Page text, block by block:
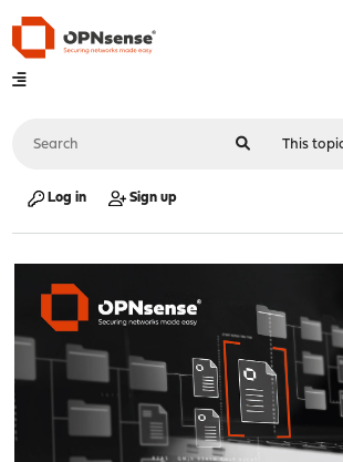
Log in Sign up